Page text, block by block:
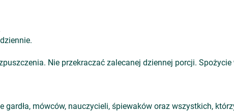
Nie przekraczać zalecanej dziennej porcji.
mówców, nauczycieli, śpiewaków oraz wszystkich,